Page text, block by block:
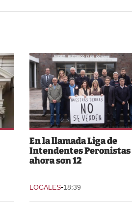
En la llamada Liga de
Intendentes Peronistas
ahora son 12
LOCALES-18:39